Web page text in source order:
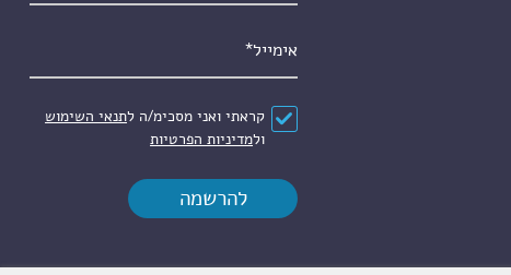
הסכם*
קראתי ואני מסכימ/ה לתנאי השימוש
ולמדיניות הפרטיות